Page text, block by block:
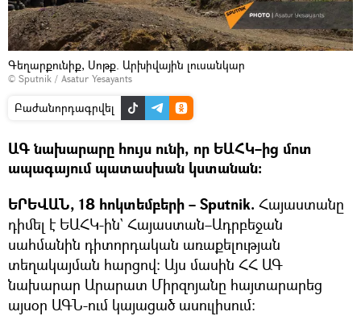
Գեղարքունիք, Սոթք. Արխիվային լուսանկար
© Sputnik / Asatur Yesayants
Բաժանորդագրվել
ԱԳ նախարարը հույս ունի, որ ԵԱՀԿ–ից մոտ
ապագայում պատասխան կստանան։
ԵՐԵՎԱՆ, 18 հոկտեմբերի – Sputnik. Հայաստանը
դիմել է ԵԱՀԿ-ին` Հայաստան–Ադրբեջան
սահմանին դիտորդական առաքելության
տեղակայման հարցով։ Այս մասին ՀՀ ԱԳ
նախարար Արարատ Միրզոյանը հայտարարեց
այսօր ԱԳՆ-ում կայացած ասուլիսում։